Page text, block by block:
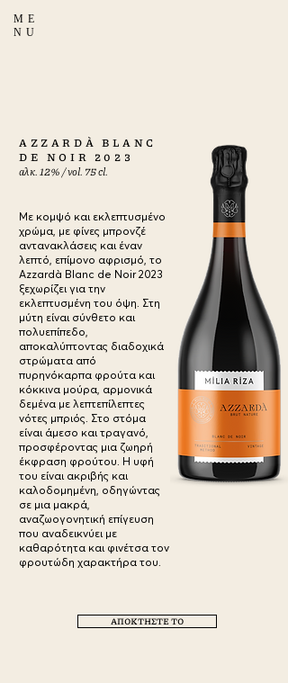
ME
NU
AZZARDÀ BLANC
DE NOIR 2023
αλκ. 12% / vol. 75 cl.
Με κομψό και εκλεπτυσμένο
χρώμα, με φίνες μπρονζέ
αντανακλάσεις και έναν
λεπτό, επίμονο αφρισμό, το
Azzardà Blanc de Noir 2023
ξεχωρίζει για την
εκλεπτυσμένη του όψη. Στη
μύτη είναι σύνθετο και
πολυεπίπεδο,
αποκαλύπτοντας διαδοχικά
στρώματα από
πυρηνόκαρπα φρούτα και
κόκκινα μούρα, αρμονικά
δεμένα με λεπτεπίλεπτες
νότες μπριός. Στο στόμα
είναι άμεσο και τραγανό,
προσφέροντας μια ζωηρή
έκφραση φρούτου. Η υφή
του είναι ακριβής και
καλοδομημένη, οδηγώντας
σε μια μακρά,
αναζωογονητική επίγευση
που αναδεικνύει με
καθαρότητα και φινέτσα τον
φρουτώδη χαρακτήρα του.
ΑΠΟΚΤΗΣΤΕ ΤΟ